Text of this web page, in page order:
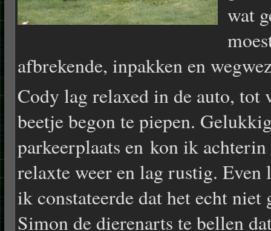
wat
afbrekende, inpakken en
Cody lag relaxed in de auto,
beetje begon te piepen.
parkeerplaats en kon ik
relaxte weer en lag rustig.
ik constateerde dat het echt
Simon de dierenarts te bellen